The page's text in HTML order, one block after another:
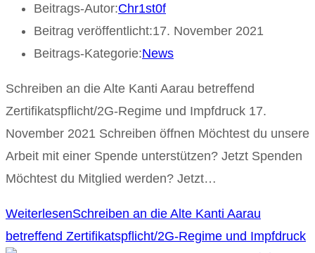
Beitrags-Autor:Chr1st0f
Beitrag veröffentlicht:17. November 2021
Beitrags-Kategorie:News
Schreiben an die Alte Kanti Aarau betreffend
Zertifikatspflicht/2G-Regime und Impfdruck 17.
November 2021 Schreiben öffnen Möchtest du unsere
Arbeit mit einer Spende unterstützen? Jetzt Spenden
Möchtest du Mitglied werden? Jetzt…
WeiterlesenSchreiben an die Alte Kanti Aarau
betreffend Zertifikatspflicht/2G-Regime und Impfdruck